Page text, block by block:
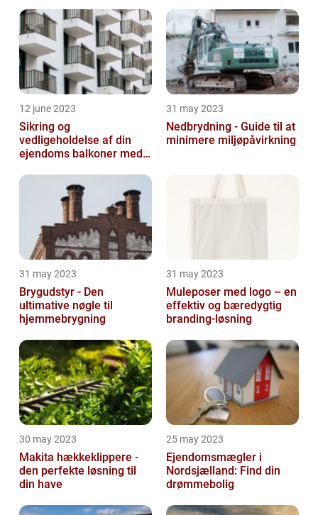
12 june 2023
Sikring og
vedligeholdelse af din
ejendoms balkoner med
31 may 2023
Nedbrydning - Guide til at
minimere miljøpåvirkning
31 may 2023
Brygudstyr - Den
ultimative nøgle til
hjemmebrygning
31 may 2023
Muleposer med logo – en
effektiv og bæredygtig
branding-løsning
30 may 2023
Makita hækkeklippere -
den perfekte løsning til
din have
25 may 2023
Ejendomsmægler i
Nordsjælland: Find din
drømmebolig